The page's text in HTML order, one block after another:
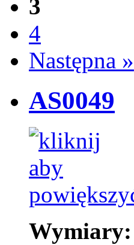
3
4
Następna »
AS0049
Wymiary: